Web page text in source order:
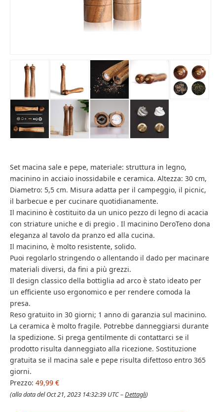
Set macina sale e pepe, materiale: struttura in legno,
macinino in acciaio inossidabile e ceramica. Altezza: 30 cm,
Diametro: 5,5 cm. Misura adatta per il campeggio, il picnic,
il barbecue e per cucinare quotidianamente.
Il macinino è costituito da un unico pezzo di legno di acacia
con striature uniche e di pregio . Il macinino DeroTeno dona
eleganza al tavolo da pranzo ed alla cucina.
Il macinino, è molto resistente, solido.
Puoi regolarlo stringendo o allentando il dado per macinare
materiali diversi, da fini a più grezzi.
Il design classico della bottiglia ad arco è stato ideato per
un efficiente uso ergonomico e per rendere comoda la
presa.
Reso gratuito in 30 giorni; 1 anno di garanzia sul macinino.
La ceramica è molto fragile. Potrebbe danneggiarsi durante
la spedizione. Si prega gentilmente di contattarci se il
prodotto risulta danneggiato alla ricezione. Sostituzione
gratuita se il macina sale e pepe risulta difettoso entro 365
giorni.
Prezzo: 49,99 €
(alla data del Oct 21, 2023 14:32:39 UTC –Dettagli)